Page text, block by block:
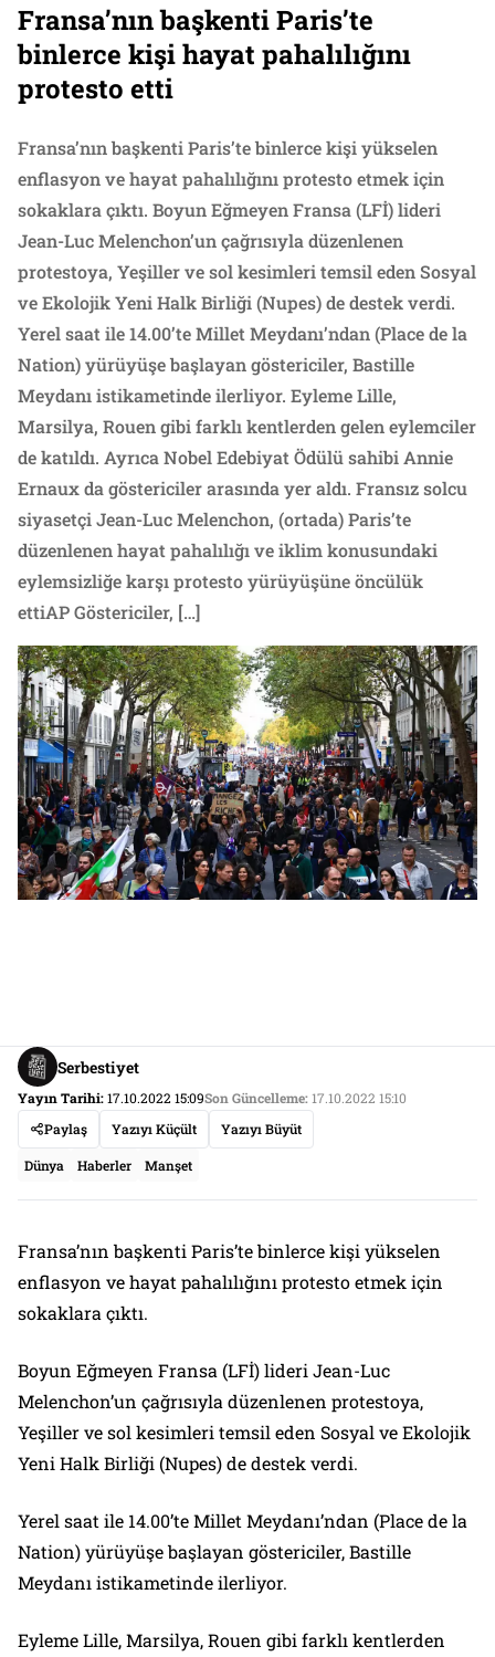
Fransa’nın başkenti Paris’te
binlerce kişi hayat pahalılığını
protesto etti
Fransa’nın başkenti Paris’te binlerce kişi yükselen
enflasyon ve hayat pahalılığını protesto etmek için
sokaklara çıktı. Boyun Eğmeyen Fransa (LFİ) lideri
Jean-Luc Melenchon’un çağrısıyla düzenlenen
protestoya, Yeşiller ve sol kesimleri temsil eden Sosyal
ve Ekolojik Yeni Halk Birliği (Nupes) de destek verdi.
Yerel saat ile 14.00’te Millet Meydanı’ndan (Place de la
Nation) yürüyüşe başlayan göstericiler, Bastille
Meydanı istikametinde ilerliyor. Eyleme Lille,
Marsilya, Rouen gibi farklı kentlerden gelen eylemciler
de katıldı. Ayrıca Nobel Edebiyat Ödülü sahibi Annie
Ernaux da göstericiler arasında yer aldı. Fransız solcu
siyasetçi Jean-Luc Melenchon, (ortada) Paris’te
düzenlenen hayat pahalılığı ve iklim konusundaki
eylemsizliğe karşı protesto yürüyüşüne öncülük
ettiAP Göstericiler, […]
Serbestiyet
Yayın Tarihi:17.10.2022 15:09Son Güncelleme:17.10.2022 15:10
Paylaş
Yazıyı Küçült Yazıyı Büyüt
Dünya Haberler Manşet
Fransa’nın başkenti Paris’te binlerce kişi yükselen
enflasyon ve hayat pahalılığını protesto etmek için
sokaklara çıktı.
Boyun Eğmeyen Fransa (LFİ) lideri Jean-Luc
Melenchon’un çağrısıyla düzenlenen protestoya,
Yeşiller ve sol kesimleri temsil eden Sosyal ve Ekolojik
Yeni Halk Birliği (Nupes) de destek verdi.
Yerel saat ile 14.00’te Millet Meydanı’ndan (Place de la
Nation) yürüyüşe başlayan göstericiler, Bastille
Meydanı istikametinde ilerliyor.
Eyleme Lille, Marsilya, Rouen gibi farklı kentlerden